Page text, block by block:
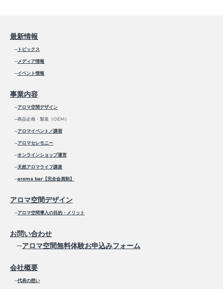
最新情報
─トピックス
─メディア情報
─イベント情報
事業内容
─アロマ空間デザイン
─商品企画・製造（OEM）
─アロマイベント／講習
─アロマセレモニー
─オンラインショップ運営
─天然アロマライフ講座
─aroma bar【完全会員制】
アロマ空間デザイン
─アロマ空間導入の目的・メリット
お問い合わせ
─アロマ空間無料体験お申込みフォーム
会社概要
─代表の想い